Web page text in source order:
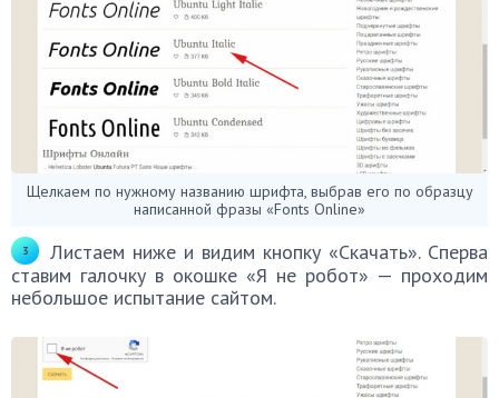
Щелкаем по нужному названию шрифта, выбрав его по образцу
написанной фразы «Fonts Online»
Листаем ниже и видим кнопку «Скачать». Сперва
ставим галочку в окошке «Я не робот» — проходим
небольшое испытание сайтом.